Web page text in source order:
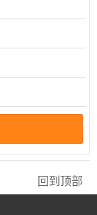
回到顶部